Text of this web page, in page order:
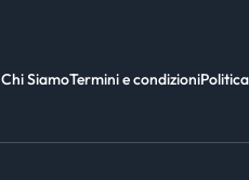
Chi SiamoTermini e condizioni